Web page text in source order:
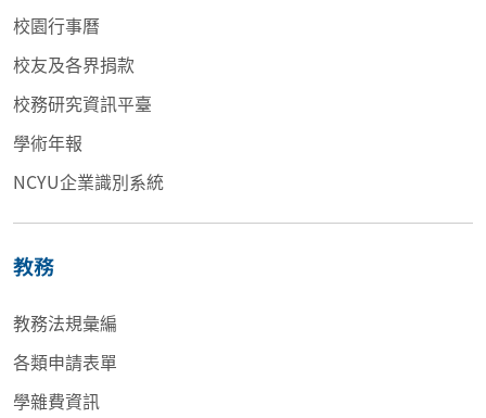
校園行事曆
校友及各界捐款
校務研究資訊平臺
學術年報
NCYU企業識別系統
教務
教務法規彙編
各類申請表單
學雜費資訊